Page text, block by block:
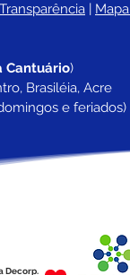
| Mapa
Cantuário)
Brasiléia, Acre
e feriados)
Decorp.